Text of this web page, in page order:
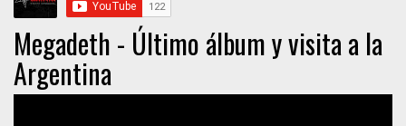
Megadeth - Último álbum y visita a la
Argentina